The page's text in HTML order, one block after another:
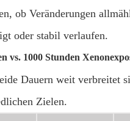
ob Veränderungen
oder stabil verlaufen.
vs. 1000 Stunden
Dauern weit verbreitet
Zielen.